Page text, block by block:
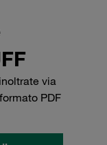
via
PDF